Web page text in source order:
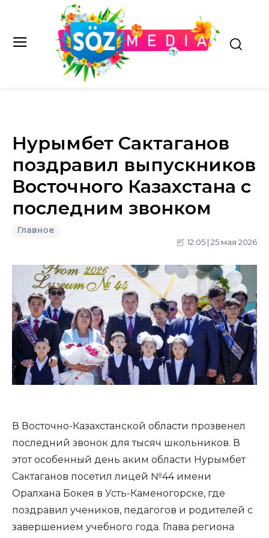
Нурымбет Сактаганов
поздравил выпускников
Восточного Казахстана с
последним звонком
Главное
12:05 | 25 мая 2026
В Восточно-Казахстанской области прозвенел
последний звонок для тысяч школьников. В
этот особенный день аким области Нурымбет
Сактаганов посетил лицей №44 имени
Оралхана Бокея в Усть-Каменогорске, где
поздравил учеников, педагогов и родителей с
завершением учебного года. Глава региона